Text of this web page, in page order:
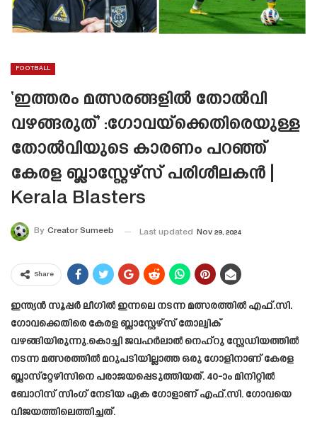
FOOTBALL
‘ഇത്തരം മത്സരങ്ങളിൽ തോൽവി
വഴങ്ങരുത്’ :ഗോവയ്‌ക്കെതിരെയുള്ള
തോൽവിയുടെ കാരണം പറഞ്ഞ്
കേരള ബ്ലാസ്റ്റേഴ്‌സ് പരിശീലകൻ |
Kerala Blasters
By Creator Sumeeb Last updated Nov 29, 2024
Share
ഇന്ത്യന്‍ സൂപ്പര്‍ ലീഗില്‍ ഇന്നലെ നടന്ന മത്സരത്തിൽ എഫ്.സി.
ഗോവക്കെതിരെ കേരള ബ്ലാസ്റ്റേഴ്‌സ് തോല്വിക്
വഴങ്ങിയിരുന്നു.കൊച്ചി ജവഹര്‍ലാല്‍ നെഹ്റു സ്റ്റേഡിയത്തില്‍
നടന്ന മത്സരത്തില്‍ മറുപടിയില്ലാത്ത ഒരു ഗോളിനാണ് കേരള
ബ്ലാസ്‌റ്റേഴിസിനെ പരാജയപ്പെടുത്തിയത്. 40-ാം മിനിറ്റില്‍
ബോറിസ് സിംഗ് നേടിയ ഏക ഗോളാണ് എഫ്.സി. ഗോവയെ
വിജയത്തിലെത്തിച്ചത്.